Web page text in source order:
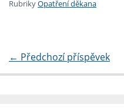
RubrikyOpatření děkana
← Předchozí příspěvek